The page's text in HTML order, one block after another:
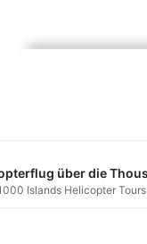
Islands Helicopter Tours